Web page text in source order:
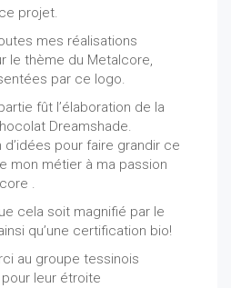
projet.
mes réalisations
le thème du Metalcore,
par ce logo.
fût l’élaboration de la
Dreamshade.
d’idées pour faire grandir ce
mon métier à ma passion
.
cela soit magnifié par le
qu’une certification bio!
au groupe tessinois
leur étroite